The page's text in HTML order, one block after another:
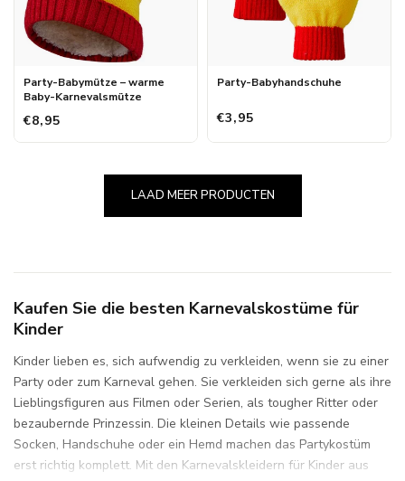
Party-Babymütze – warme
Baby-Karnevalsmütze
€8,95
Party-Babyhandschuhe
€3,95
LAAD MEER PRODUCTEN
Kaufen Sie die besten Karnevalskostüme für
Kinder
Kinder lieben es, sich aufwendig zu verkleiden, wenn sie zu einer
Party oder zum Karneval gehen. Sie verkleiden sich gerne als ihre
Lieblingsfiguren aus Filmen oder Serien, als tougher Ritter oder
bezaubernde Prinzessin. Die kleinen Details wie passende
Socken, Handschuhe oder ein Hemd machen das Partykostüm
erst richtig komplett. Mit den Karnevalskleidern für Kinder aus